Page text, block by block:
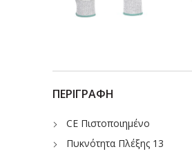
ΠΕΡΙΓΡΑΦΉ
CE Πιστοποιημένο
Πυκνότητα Πλέξης 13